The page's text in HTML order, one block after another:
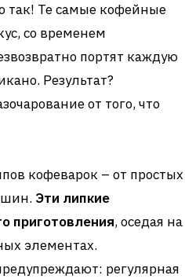
так! Те самые кофейные
со временем
портят каждую
Результат?
от того, что
кофеварок – от простых
Эти липкие
приготовления, оседая на
элементах.
регулярная